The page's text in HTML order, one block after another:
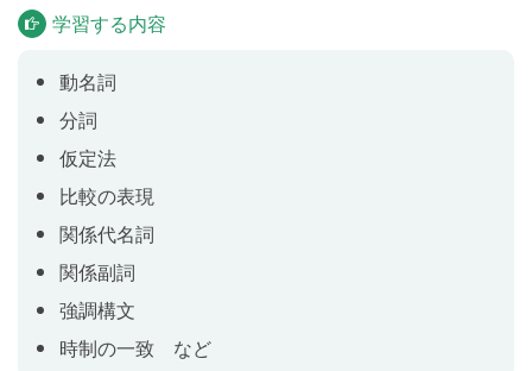
Lesson 6 補語になる分詞
は鳴りつづけていました」「そのアイスは冷凍されて
いました」のように、ものや人の状態・状況などにつ
いて詳しく伝えられるようになります。
Lesson 7 分詞構文とは
分詞構文を学習します。「その知らせを聞けば彼は動
揺するでしょう」「やさしい英語で書かれているので
とき、〜なので、〜しながら」といった情報を文にプ
学習する内容
動名詞
分詞
仮定法
比較の表現
関係代名詞
関係副詞
強調構文
時制の一致 など